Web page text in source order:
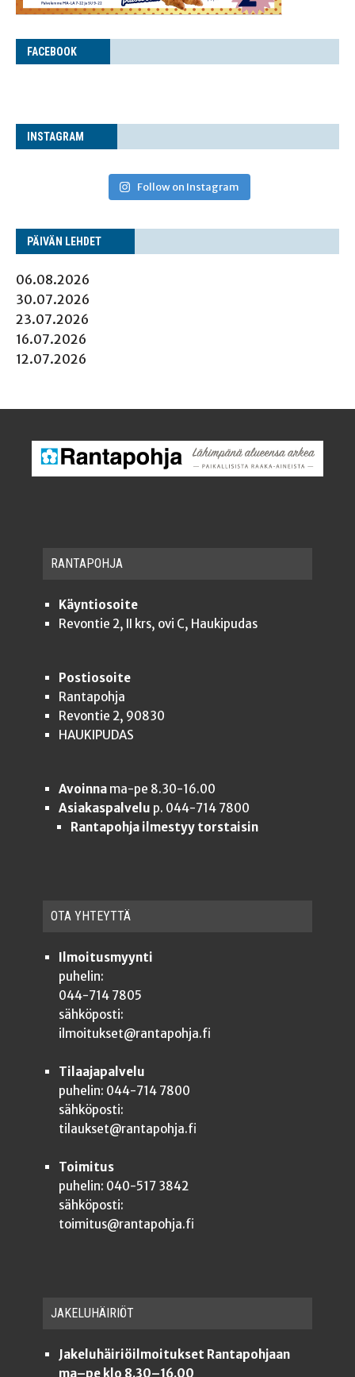
FACE­BOOK
INS­TA­GRAM
Follow on Instagram
PÄI­VÄN LEHDET
06.08.2026
30.07.2026
23.07.2026
16.07.2026
12.07.2026
RAN­TA­POH­JA
Käyntiosoite
Revontie 2, II krs, ovi C, Haukipudas
Postiosoite
Rantapohja
Revontie 2, 90830
HAUKIPUDAS
Avoinnama-pe 8.30-16.00
Asiakaspalvelu p. 044-714 7800
Rantapohja ilmestyy torstaisin
OTA YHTEYT­TÄ
Ilmoitusmyynti
puhelin:
044-714 7805
sähköposti:
ilmoitukset@rantapohja.fi
Tilaajapalvelu
puhelin: 044-714 7800
sähköposti:
tilaukset@rantapohja.fi
Toimitus
puhelin: 040-517 3842
sähköposti:
toimitus@rantapohja.fi
JAKE­LU­HÄI­RIÖT
Jakeluhäiriöilmoitukset Rantapohjaan
ma–pe klo 8.30–16.00